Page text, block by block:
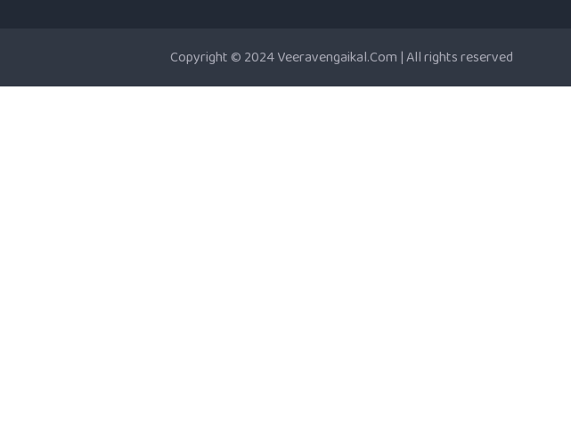
Copyright © 2024 Veeravengaikal.Com | All rights reserved